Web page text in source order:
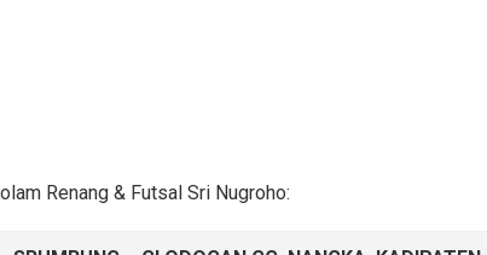
Renang & Futsal Sri Nugroho: